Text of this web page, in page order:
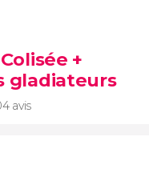
+
gladiateurs
avis